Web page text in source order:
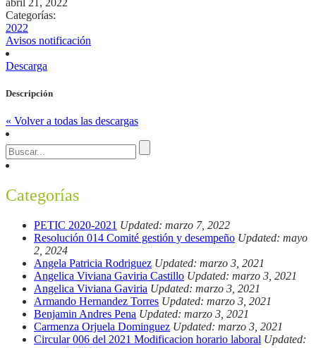
Categorías:
2022
Avisos notificación
Descarga
Descripción
« Volver a todas las descargas
Categorías
PETIC 2020-2021 Updated: marzo 7, 2022
Resolución 014 Comité gestión y desempeño Updated: mayo
2, 2024
Angela Patricia Rodriguez Updated: marzo 3, 2021
Angelica Viviana Gaviria Castillo Updated: marzo 3, 2021
Angelica Viviana Gaviria Updated: marzo 3, 2021
Armando Hernandez Torres Updated: marzo 3, 2021
Benjamin Andres Pena Updated: marzo 3, 2021
Carmenza Orjuela Dominguez Updated: marzo 3, 2021
Circular 006 del 2021 Modificacion horario laboral Updated: